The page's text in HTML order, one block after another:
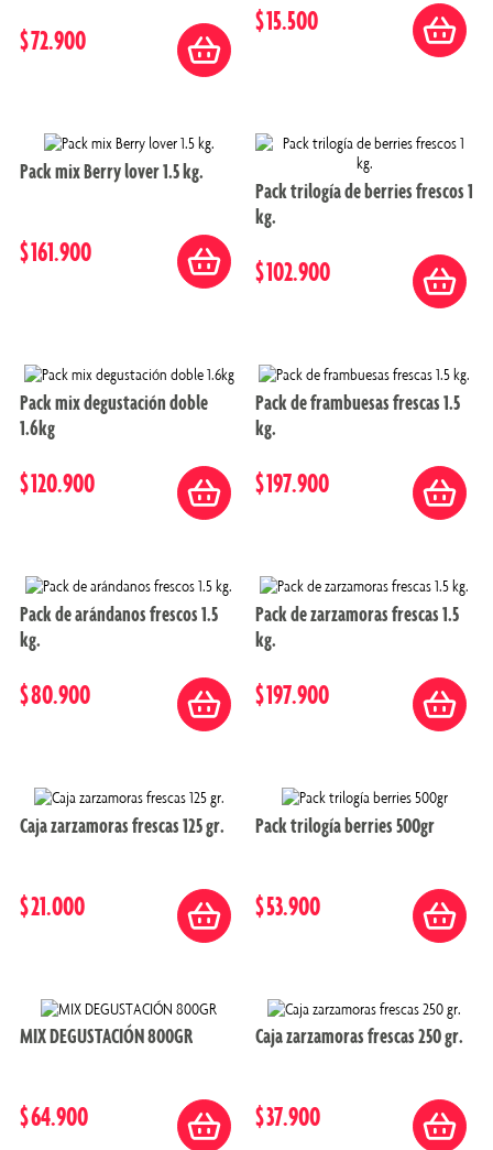
$72.900
$15.500
Pack mix Berry lover 1.5 kg.
$161.900
Pack trilogía de berries frescos 1
kg.
$102.900
Pack mix degustación doble
1.6kg
$120.900
Pack de frambuesas frescas 1.5
kg.
$197.900
Pack de arándanos frescos 1.5
kg.
$80.900
Pack de zarzamoras frescas 1.5
kg.
$197.900
Caja zarzamoras frescas 125 gr.
$21.000
Pack trilogía berries 500gr
$53.900
MIX DEGUSTACIÓN 800GR
$64.900
Caja zarzamoras frescas 250 gr.
$37.900